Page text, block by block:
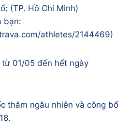
(TP. Hồ Chí Minh)
bạn:
athletes/2144469)
01/05 đến hết ngày
thăm ngẫu nhiên và công bố